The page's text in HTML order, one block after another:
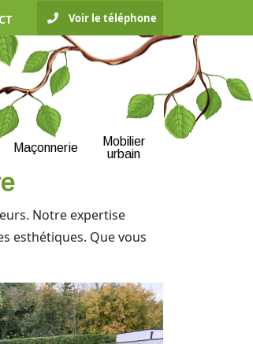
Voir le téléphone
Maçonnerie
Mobilier
urbain
Notre expertise
esthétiques. Que vous